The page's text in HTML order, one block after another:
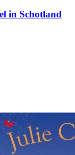
in Schotland